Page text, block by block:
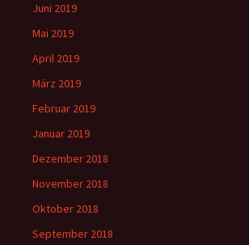
Juni 2019
Mai 2019
April 2019
März 2019
Februar 2019
Januar 2019
Dezember 2018
November 2018
Oktober 2018
September 2018